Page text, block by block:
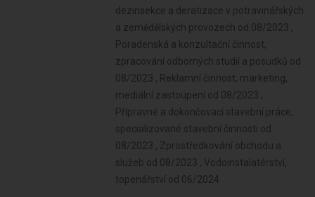
dezinsekce a deratizace v potravinářských
a zemědělských provozech od 08/2023 ,
Poradenská a konzultační činnost,
zpracování odborných studií a posudků od
08/2023 , Reklamní činnost, marketing,
mediální zastoupení od 08/2023 ,
Přípravné a dokončovací stavební práce,
specializované stavební činnosti od
08/2023 , Zprostředkování obchodu a
služeb od 08/2023 , Vodoinstalatérství,
topenářství od 06/2024